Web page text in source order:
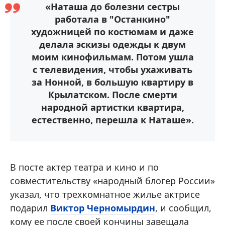
«Наташа до болезни сестры
работала в "Останкино"
художницей по костюмам и даже
делала эскизы одежды к двум
моим кинофильмам. Потом ушла
с телевидения, чтобы ухаживать
за Нонной, в большую квартиру в
Крылатском. После смерти
народной артистки квартира,
естественно, перешла к Наташе».
В посте актер театра и кино и по
совместительству «народный блогер России»
указал, что трехкомнатное жилье актрисе
подарил Виктор Черномырдин, и сообщил,
кому ее после своей кончины завещала